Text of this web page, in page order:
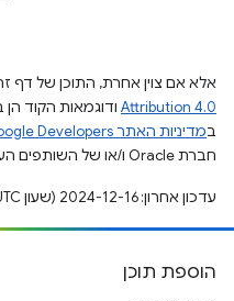
אלא אם צוין אחרת, התוכן של דף
Attribution 4.0 ודוגמאות הקוד הן
במדיניות האתר Google Developers‏
חברת Oracle ו/או של השותפים העצמאיים שלה.
עדכון אחרון: 2024-12-16 (שעון UTC).
הוספת תוכן